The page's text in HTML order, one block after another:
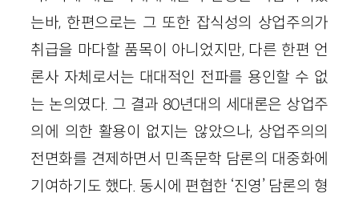
는바, 한편으로는 그 또한 잡식성의 상업주의가
취급을 마다할 품목이 아니었지만, 다른 한편 언
론사 자체로서는 대대적인 전파를 용인할 수 없
는 논의였다. 그 결과 80년대의 세대론은 상업주
의에 의한 활용이 없지는 않았으나, 상업주의의
전면화를 견제하면서 민족문학 담론의 대중화에
기여하기도 했다. 동시에 편협한 ‘진영’ 담론의 형